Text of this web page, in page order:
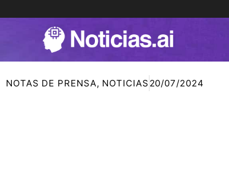
NOTAS DE PRENSA, NOTICIAS 20/07/2024